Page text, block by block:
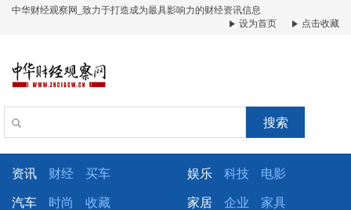
中华财经观察网_致力于打造成为最具影响力的财经资讯信息
设为首页
点击收藏
搜索
资讯 财经 买车 娱乐 科技 电影
汽车 时尚 收藏 家居 企业 家具